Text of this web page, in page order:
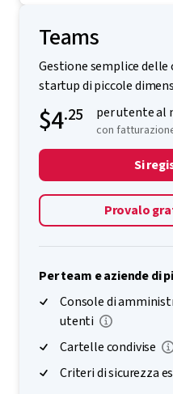
Teams
Gestione semplice delle
startup di piccole
$4.25 per utente al
con
Si
Provalo
Per team e aziende di
Console di